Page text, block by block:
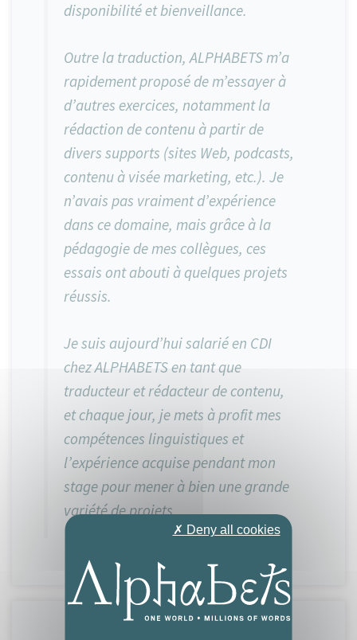
disponibilité et bienveillance.
Outre la traduction, ALPHABETS m’a
rapidement proposé de m’essayer à
d’autres exercices, notamment la
rédaction de contenu à partir de
divers supports (sites Web, podcasts,
contenu à visée marketing, etc.). Je
n’avais pas vraiment d’expérience
dans ce domaine, mais grâce à la
pédagogie de mes collègues, ces
essais ont abouti à quelques projets
réussis.
Je suis aujourd’hui salarié en CDI
chez ALPHABETS en tant que
traducteur et rédacteur de contenu,
et chaque jour, je mets à profit mes
compétences linguistiques et
l’expérience acquise pendant mon
stage pour mener à bien une grande
variété de projets.
✗ Deny all cookies